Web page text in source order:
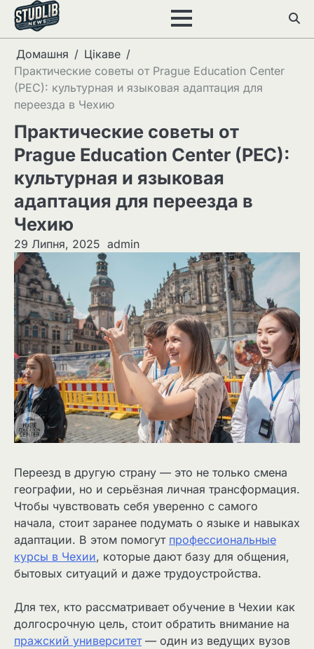
Перейти
вмісту
Домашня
Цікаве
Практические советы от Prague Education Center
(PEC): культурная и языковая адаптация для
переезда в Чехию
Практические советы от
Prague Education Center (PEC):
культурная и языковая
адаптация для переезда в
Чехию
29 Липня, 2025 admin
Переезд в другую страну — это не только смена
географии, но и серьёзная личная трансформация.
Чтобы чувствовать себя уверенно с самого
начала, стоит заранее подумать о языке и навыках
адаптации. В этом помогут профессиональные
курсы в Чехии, которые дают базу для общения,
бытовых ситуаций и даже трудоустройства.
Для тех, кто рассматривает обучение в Чехии как
долгосрочную цель, стоит обратить внимание на
пражский университет— один из ведущих вузов